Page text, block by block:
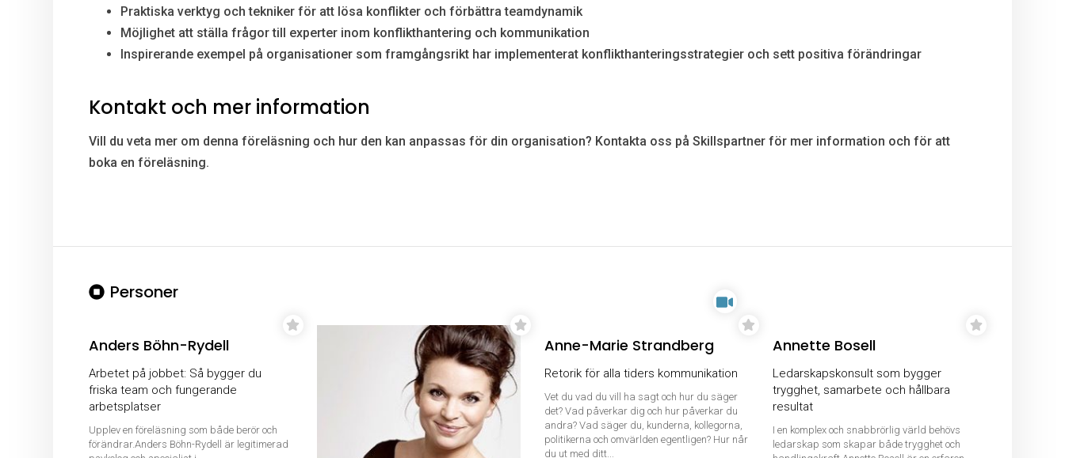
Praktiska verktyg och tekniker för att lösa konflikter och förbättra teamdynamik
Möjlighet att ställa frågor till experter inom konflikthantering och kommunikation
Inspirerande exempel på organisationer som framgångsrikt har implementerat konflikthanteringsstrategier och sett positiva förändringar
Kontakt och mer information
Vill du veta mer om denna föreläsning och hur den kan anpassas för din organisation? Kontakta oss på Skillspartner för mer information och för att
boka en föreläsning.
Personer
Anders Böhn-Rydell
Arbetet på jobbet: Så bygger du
friska team och fungerande
arbetsplatser
Upplev en föreläsning som både berör och
förändrar.Anders Böhn-Rydell är legitimerad
Anne-Marie Strandberg
Retorik för alla tiders kommunikation
Vet du vad du vill ha sagt och hur du säger
det? Vad påverkar dig och hur påverkar du
andra? Vad säger du, kunderna, kollegorna,
politikerna och omvärlden egentligen? Hur når
du ut med ditt...
Annette Bosell
Ledarskapskonsult som bygger
trygghet, samarbete och hållbara
resultat
I en komplex och snabbrörlig värld behövs
ledarskap som skapar både trygghet och